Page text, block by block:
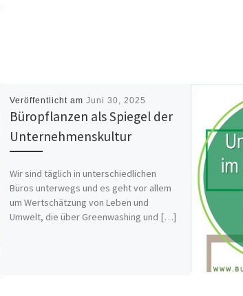
Veröffentlicht am Juni 30, 2025
Büropflanzen als Spiegel der
Unternehmenskultur
Wir sind täglich in unterschiedlichen
Büros unterwegs und es geht vor allem
um Wertschätzung von Leben und
Umwelt, die über Greenwashing und […]